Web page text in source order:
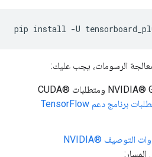
pip install -U
الرسومات، يجب عليك:
تلبية برامج تشغيل NVIDIA® GPU ومتطلبات CUDA®
متطلبات برنامج دعم TensorFlow
واجهة أدوات التوصيف NVIDIA®